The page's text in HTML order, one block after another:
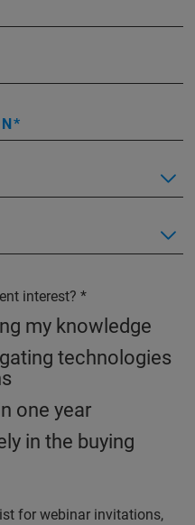
interest?
my knowledge
technologies
one year
in the buying
for webinar invitations,